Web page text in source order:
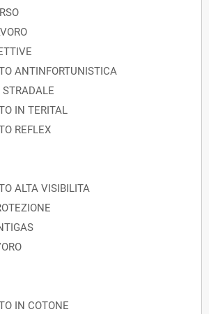
ANTINFORTUNISTICA
IN TERITAL
REFLEX
ALTA VISIBILITA
IN COTONE